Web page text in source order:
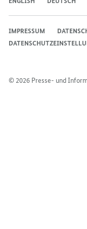
© 2026 Presse- und
IMPRESSUM